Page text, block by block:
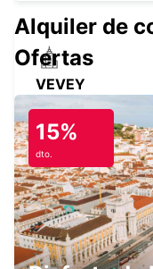
VEVEY
VEVEY -
ANNEMASSE
ANNEMASSE -
Alquiler de
Ofertas
15%
dto.